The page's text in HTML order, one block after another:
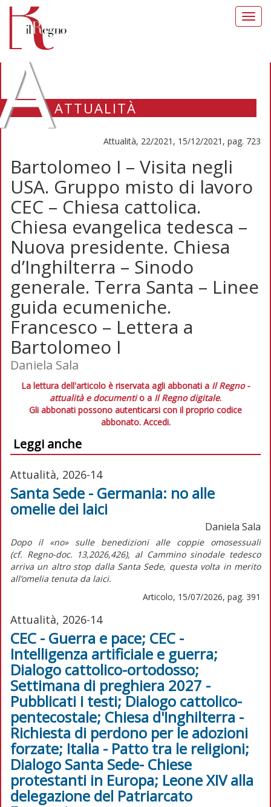
ATTUALITÀ
Attualità, 22/2021, 15/12/2021, pag. 723
Bartolomeo I – Visita negli
USA. Gruppo misto di lavoro
CEC – Chiesa cattolica.
Chiesa evangelica tedesca –
Nuova presidente. Chiesa
d’Inghilterra – Sinodo
generale. Terra Santa – Linee
guida ecumeniche.
Francesco – Lettera a
Bartolomeo I
Daniela Sala
La lettura dell'articolo è riservata agli abbonati a Il Regno -
attualità e documentio a Il Regno digitale.
Gli abbonati possono autenticarsi con il proprio codice
abbonato. Accedi.
Leggi anche
Attualità, 2026-14
Santa Sede - Germania: no alle
omelie dei laici
Daniela Sala
Dopo il «no» sulle benedizioni alle coppie omosessuali
(cf. Regno-doc. 13,2026,426), al Cammino sinodale tedesco
arriva un altro stop dalla Santa Sede, questa volta in merito
all’omelia tenuta da laici.
Articolo, 15/07/2026, pag. 391
Attualità, 2026-14
CEC - Guerra e pace; CEC -
Intelligenza artificiale e guerra;
Dialogo cattolico-ortodosso;
Settimana di preghiera 2027 -
Pubblicati i testi; Dialogo cattolico-
pentecostale; Chiesa d'Inghilterra -
Richiesta di perdono per le adozioni
forzate; Italia - Patto tra le religioni;
Dialogo Santa Sede- Chiese
protestanti in Europa; Leone XIV alla
delegazione del Patriarcato